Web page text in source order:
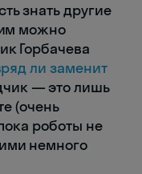
знать другие
можно
Горбачева
ли заменит
— это лишь
(очень
роботы не
немного